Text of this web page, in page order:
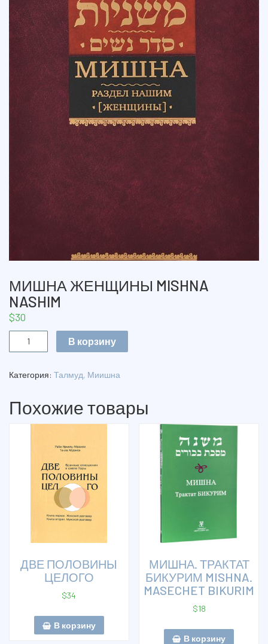
МИШНА ЖЕНЩИНЫ MISHNA
NASHIM
$30
МИШНА
MISHNA
В корзину
Категория: Талмуд, Миишна
Похожие товары
ДВЕ ПОЛОВИНЫ
ЦЕЛОГО
$34
В корзину
МИШНА. ТРАКТАТ
БИКУРИМ MISHNA.
MASECHET BIKURIM
$18
В корзину